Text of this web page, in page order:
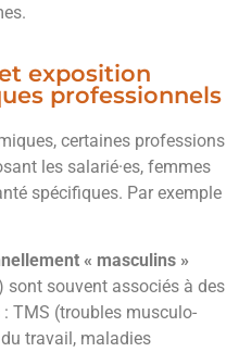
exposition
professionnels
certaines professions
les salarié·es, femmes
spécifiques. Par exemple
« masculins »
sont souvent associés à des
: TMS (troubles musculo-
travail, maladies